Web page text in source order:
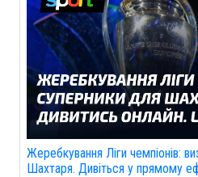
Жеребкування Ліги чемпіонів:
Шахтаря. Дивіться у прямому